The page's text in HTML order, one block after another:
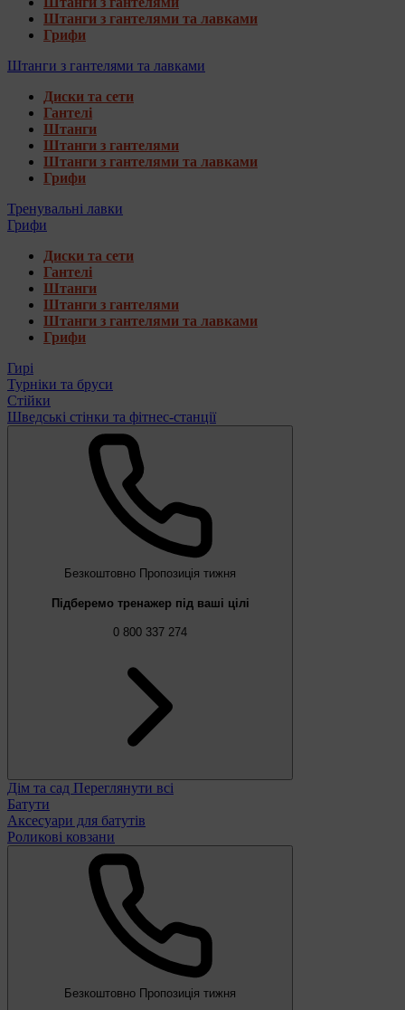
Штанги з гантелями та лавками
Грифи
Штанги з гантелями та лавками
Диски та сети
Гантелі
Штанги
Штанги з гантелями
Штанги з гантелями та лавками
Грифи
Тренувальні лавки
Грифи
Диски та сети
Гантелі
Штанги
Штанги з гантелями
Штанги з гантелями та лавками
Грифи
Гирі
Турніки та бруси
Стійки
Шведські стінки та фітнес-станції
Безкоштовно Пропозиція тижня
Підберемо тренажер під ваші цілі
0 800 337 274
Дім та сад Переглянути всі
Батути
Аксесуари для батутів
Роликові ковзани
Безкоштовно Пропозиція тижня